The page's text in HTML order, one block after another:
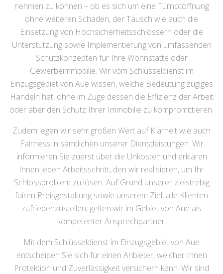
nehmen zu können – ob es sich um eine Türnotöffnung
ohne weiteren Schaden, der Tausch wie auch die
Einsetzung von Hochsicherheitsschlössern oder die
Unterstützung sowie Implementierung von umfassenden
Schutzkonzepten für Ihre Wohnstätte oder
Gewerbeimmobilie. Wir vom Schlüsseldienst im
Einzugsgebiet von Aue wissen, welche Bedeutung zügiges
Handeln hat, ohne im Zuge dessen die Effizienz der Arbeit
oder aber den Schutz Ihrer Immobilie zu kompromittieren.
Zudem legen wir sehr großen Wert auf Klarheit wie auch
Fairness in sämtlichen unserer Dienstleistungen. Wir
informieren Sie zuerst über die Unkosten und erklären
Ihnen jeden Arbeitsschritt, den wir realisieren, um Ihr
Schlossproblem zu lösen. Auf Grund unserer zielstrebig
fairen Preisgestaltung sowie unserem Ziel, alle Klienten
zufriedenzustellen, gelten wir im Gebiet von Aue als
kompetenter Ansprechpartner.
Mit dem Schlüsseldienst im Einzugsgebiet von Aue
entscheiden Sie sich für einen Anbieter, welcher Ihnen
Protektion und Zuverlässigkeit versichern kann. Wir sind